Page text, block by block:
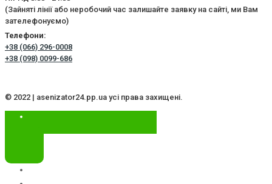
(Зайняті лінії або неробочий час залишайте заявку на сайті, ми Вам
зателефонуємо)
Телефони:
+38 (066) 296-0008
+38 (098) 0099-686
© 2022 | asenizator24.pp.ua усі права захищені.